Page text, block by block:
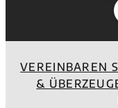
VEREINBAREN
&